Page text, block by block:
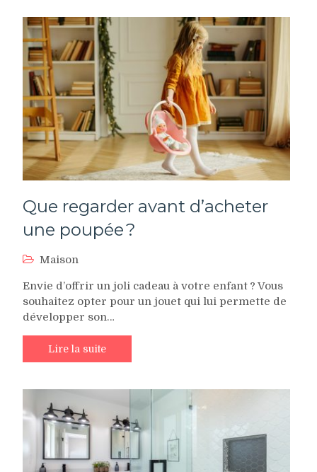
Que regarder avant d’acheter
une poupée ?
Maison
Envie d’offrir un joli cadeau à votre enfant ? Vous
souhaitez opter pour un jouet qui lui permette de
développer son…
Lire la suite